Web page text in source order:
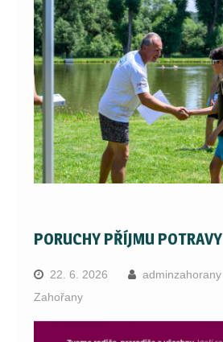
PORUCHY PŘÍJMU POTRAVY
22. 6. 2026 adminzahorany
Zahořany